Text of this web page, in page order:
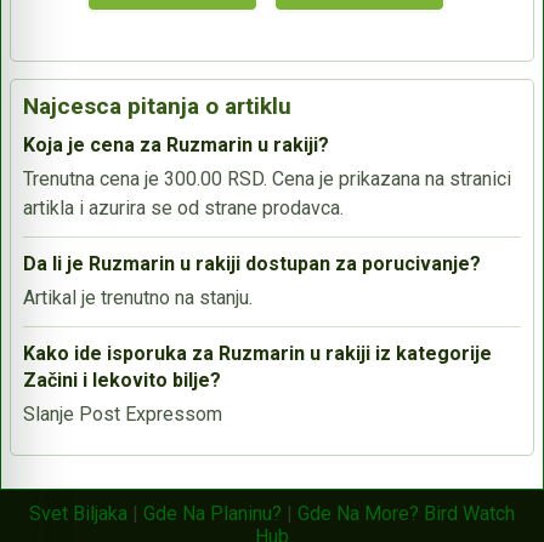
Najcesca pitanja o artiklu
Koja je cena za Ruzmarin u rakiji?
Trenutna cena je 300.00 RSD. Cena je prikazana na stranici
artikla i azurira se od strane prodavca.
Da li je Ruzmarin u rakiji dostupan za porucivanje?
Artikal je trenutno na stanju.
Kako ide isporuka za Ruzmarin u rakiji iz kategorije
Začini i lekovito bilje?
Slanje Post Expressom
Svet Biljaka | Gde Na Planinu? | Gde Na More? Bird Watch
Hub